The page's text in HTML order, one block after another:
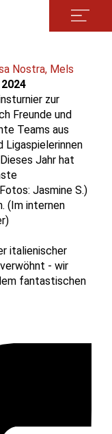
Nostra, Mels
zur
Freunde und
Teams aus
Ligaspielerinnen
Jahr hat
Jasmine S.)
(Im internen
italienischer
verwöhnt - wir
fantastischen